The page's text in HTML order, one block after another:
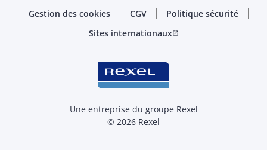
Gestion des cookies
CGV
Politique sécurité
Sites internationauxopen_in_new
Une entreprise du groupe Rexel
© 2026 Rexel